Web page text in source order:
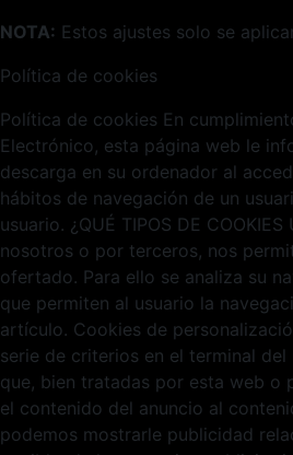
NOTA: Estos ajustes solo se
Política de cookies
Política de cookies En
Electrónico, esta página web le
descarga en su ordenador al
hábitos de navegación de un
usuario. ¿QUÉ TIPOS DE
nosotros o por terceros, nos
ofertado. Para ello se analiza su
que permiten al usuario la
artículo. Cookies de
serie de criterios en el terminal
que, bien tratadas por esta web o
el contenido del anuncio al
podemos mostrarle publicidad